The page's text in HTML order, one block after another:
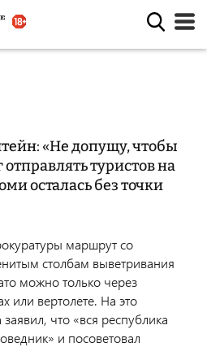
«Не допущу, чтобы
туристов на
осталась без точки
маршрут со
столбам выветривания
можно только через
или вертолете. На это
что «вся республика
и посоветовал